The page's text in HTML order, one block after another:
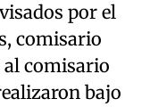
por el
comisario
al comisario
bajo